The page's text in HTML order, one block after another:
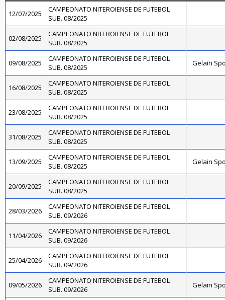
12/07/2025
CAMPEONATO NITEROIENSE DE FUTEBOL
SUB. 08/2025
02/08/2025
CAMPEONATO NITEROIENSE DE FUTEBOL
SUB. 08/2025
09/08/2025
CAMPEONATO NITEROIENSE DE FUTEBOL
SUB. 08/2025
Gelain
16/08/2025
CAMPEONATO NITEROIENSE DE FUTEBOL
SUB. 08/2025
23/08/2025
CAMPEONATO NITEROIENSE DE FUTEBOL
SUB. 08/2025
31/08/2025
CAMPEONATO NITEROIENSE DE FUTEBOL
SUB. 08/2025
13/09/2025
CAMPEONATO NITEROIENSE DE FUTEBOL
SUB. 08/2025
Gelain
20/09/2025
CAMPEONATO NITEROIENSE DE FUTEBOL
SUB. 08/2025
28/03/2026
CAMPEONATO NITEROIENSE DE FUTEBOL
SUB. 09/2026
11/04/2026
CAMPEONATO NITEROIENSE DE FUTEBOL
SUB. 09/2026
25/04/2026
CAMPEONATO NITEROIENSE DE FUTEBOL
SUB. 09/2026
09/05/2026
CAMPEONATO NITEROIENSE DE FUTEBOL
SUB. 09/2026
Gelain